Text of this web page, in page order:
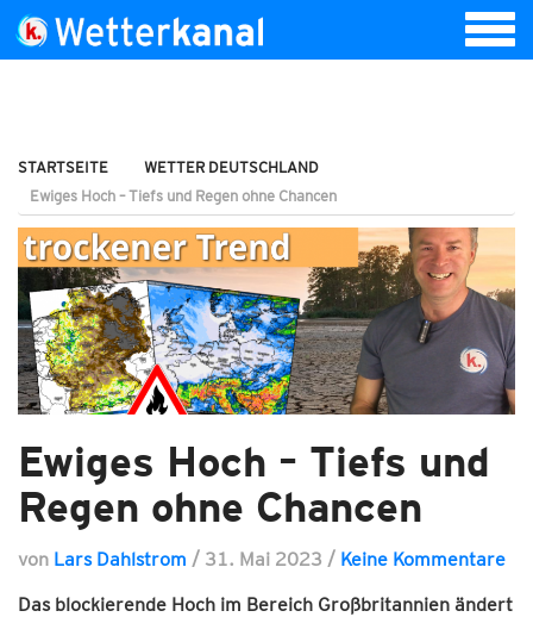
STARTSEITE
WETTER DEUTSCHLAND
Ewiges Hoch – Tiefs und Regen ohne Chancen
Ewiges Hoch – Tiefs und
Regen ohne Chancen
von Lars Dahlstrom / 31. Mai 2023 / Keine Kommentare
Das blockierende Hoch im Bereich Großbritannien ändert